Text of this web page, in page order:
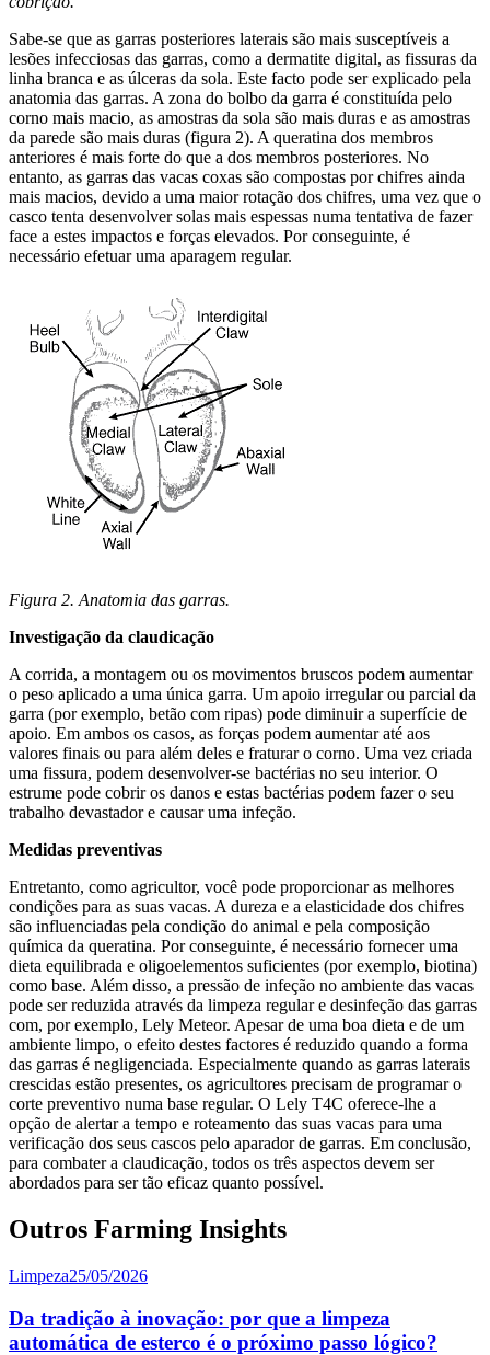
Sabe-se que as garras posteriores laterais são mais susceptíveis a
lesões infecciosas das garras, como a dermatite digital, as fissuras da
linha branca e as úlceras da sola. Este facto pode ser explicado pela
anatomia das garras. A zona do bolbo da garra é constituída pelo
corno mais macio, as amostras da sola são mais duras e as amostras
da parede são mais duras (figura 2). A queratina dos membros
anteriores é mais forte do que a dos membros posteriores. No
entanto, as garras das vacas coxas são compostas por chifres ainda
mais macios, devido a uma maior rotação dos chifres, uma vez que o
casco tenta desenvolver solas mais espessas numa tentativa de fazer
face a estes impactos e forças elevados. Por conseguinte, é
necessário efetuar uma aparagem regular.
Figura 2. Anatomia das garras.
Investigação da claudicação
A corrida, a montagem ou os movimentos bruscos podem aumentar
o peso aplicado a uma única garra. Um apoio irregular ou parcial da
garra (por exemplo, betão com ripas) pode diminuir a superfície de
apoio. Em ambos os casos, as forças podem aumentar até aos
valores finais ou para além deles e fraturar o corno. Uma vez criada
uma fissura, podem desenvolver-se bactérias no seu interior. O
estrume pode cobrir os danos e estas bactérias podem fazer o seu
trabalho devastador e causar uma infeção.
Medidas preventivas
Entretanto, como agricultor, você pode proporcionar as melhores
condições para as suas vacas. A dureza e a elasticidade dos chifres
são influenciadas pela condição do animal e pela composição
química da queratina. Por conseguinte, é necessário fornecer uma
dieta equilibrada e oligoelementos suficientes (por exemplo, biotina)
como base. Além disso, a pressão de infeção no ambiente das vacas
pode ser reduzida através da limpeza regular e desinfeção das garras
com, por exemplo, Lely Meteor. Apesar de uma boa dieta e de um
ambiente limpo, o efeito destes factores é reduzido quando a forma
das garras é negligenciada. Especialmente quando as garras laterais
crescidas estão presentes, os agricultores precisam de programar o
corte preventivo numa base regular. O Lely T4C oferece-lhe a
opção de alertar a tempo e roteamento das suas vacas para uma
verificação dos seus cascos pelo aparador de garras. Em conclusão,
para combater a claudicação, todos os três aspectos devem ser
abordados para ser tão eficaz quanto possível.
Outros Farming Insights
Limpeza25/05/2026
Da tradição à inovação: por que a limpeza
automática de esterco é o próximo passo lógico?